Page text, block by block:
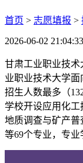
首页 > 志愿填报 >
2026-06-02 21:04:33
甘肃工业职业技术
业职业技术大学
招生人数最多（
学校开设应用化工
地质调查与矿产
等69个专业，专业